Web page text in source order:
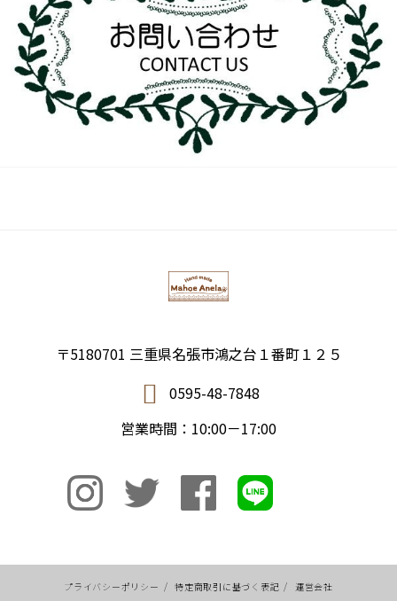
〒5180701 三重県名張市鴻之台１番町１２５
0595-48-7848
営業時間：10:00－17:00
プライバシーポリシー / 特定商取引に基づく表記 / 運営会社